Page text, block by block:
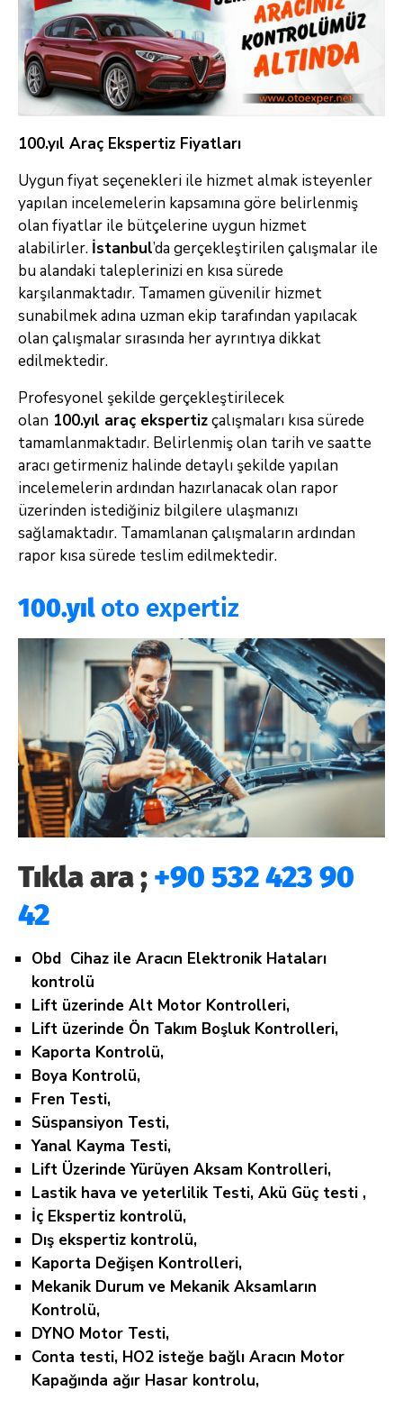
100.yıl Araç Ekspertiz Fiyatları
Uygun fiyat seçenekleri ile hizmet almak isteyenler
yapılan incelemelerin kapsamına göre belirlenmiş
olan fiyatlar ile bütçelerine uygun hizmet
alabilirler. İstanbul’da gerçekleştirilen çalışmalar ile
bu alandaki taleplerinizi en kısa sürede
karşılanmaktadır. Tamamen güvenilir hizmet
sunabilmek adına uzman ekip tarafından yapılacak
olan çalışmalar sırasında her ayrıntıya dikkat
edilmektedir.
Profesyonel şekilde gerçekleştirilecek
olan 100.yıl araç ekspertizçalışmaları kısa sürede
tamamlanmaktadır. Belirlenmiş olan tarih ve saatte
aracı getirmeniz halinde detaylı şekilde yapılan
incelemelerin ardından hazırlanacak olan rapor
üzerinden istediğiniz bilgilere ulaşmanızı
sağlamaktadır. Tamamlanan çalışmaların ardından
rapor kısa sürede teslim edilmektedir.
100.yıloto expertiz
Tıkla ara ; +90 532 423 90
42
Obd Cihaz ile Aracın Elektronik Hataları
kontrolü
Lift üzerinde Alt Motor Kontrolleri,
Lift üzerinde Ön Takım Boşluk Kontrolleri,
Kaporta Kontrolü,
Boya Kontrolü,
Fren Testi,
Süspansiyon Testi,
Yanal Kayma Testi,
Lift Üzerinde Yürüyen Aksam Kontrolleri,
Lastik hava ve yeterlilik Testi, Akü Güç testi ,
İç Ekspertiz kontrolü,
Dış ekspertiz kontrolü,
Kaporta Değişen Kontrolleri,
Mekanik Durum ve Mekanik Aksamların
Kontrolü,
DYNO Motor Testi,
Conta testi, HO2 isteğe bağlı Aracın Motor
Kapağında ağır Hasar kontrolu,